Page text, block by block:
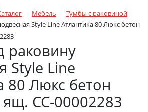
Мебель
Тумбы с раковиной
Style Line Атлантика 80 Люкс бетон
раковину
Style Line
80 Люкс бетон
СС-00002283